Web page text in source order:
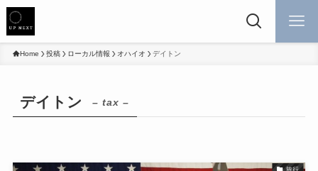
Home 投稿 ローカル情報 オハイオ デイトン
デイトン – tax –
旅行